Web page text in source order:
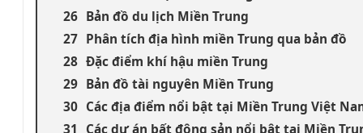
Bản đồ du lịch Miền Trung
Phân tích địa hình miền Trung qua bản đồ
Đặc điểm khí hậu miền Trung
Bản đồ tài nguyên Miền Trung
Các địa điểm nổi bật tại Miền Trung Việt
Các dự án bất động sản nổi bật tại Miền